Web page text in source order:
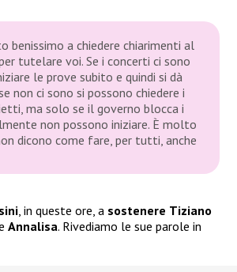
benissimo a chiedere chiarimenti al
tutelare voi. Se i concerti ci sono
le prove subito e quindi si dà
non ci sono si possono chiedere i
ma solo se il governo blocca i
non possono iniziare. È molto
dicono come fare, per tutti, anche
, in queste ore, a sostenere Tiziano
Annalisa. Rivediamo le sue parole in